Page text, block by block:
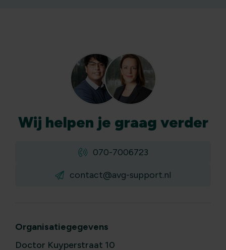
Wij helpen je graag verder
070-7006723
contact@avg-support.nl
Organisatiegegevens
Doctor Kuyperstraat 10